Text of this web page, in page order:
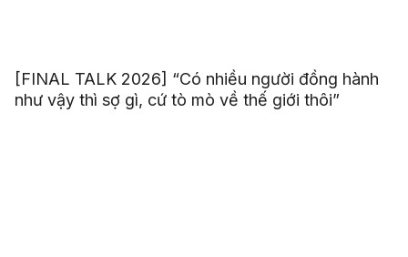
[FINAL TALK 2026] “Có nhiều người đồng hành
như vậy thì sợ gì, cứ tò mò về thế giới thôi”